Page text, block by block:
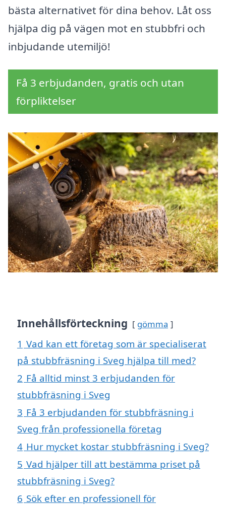
bästa alternativet för dina behov. Låt oss
hjälpa dig på vägen mot en stubbfri och
inbjudande utemiljö!
Få 3 erbjudanden, gratis och utan
förpliktelser
Innehållsförteckning gömma
1 Vad kan ett företag som är specialiserat
på stubbfräsning i Sveg hjälpa till med?
2 Få alltid minst 3 erbjudanden för
stubbfräsning i Sveg
3 Få 3 erbjudanden för stubbfräsning i
Sveg från professionella företag
4 Hur mycket kostar stubbfräsning i Sveg?
5 Vad hjälper till att bestämma priset på
stubbfräsning i Sveg?
6 Sök efter en professionell för